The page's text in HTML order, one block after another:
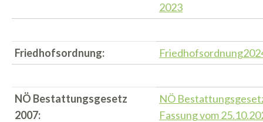
2023
Friedhofsordnung:
NÖ Bestattungsgesetz
2007:
NÖ
Fassung vom